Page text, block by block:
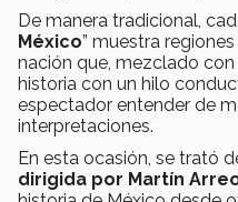
De manera tradicional,
México” muestra
nación que, mezclado
historia con un hilo
espectador entender de
interpretaciones.
En esta ocasión, se trató
dirigida por Martín